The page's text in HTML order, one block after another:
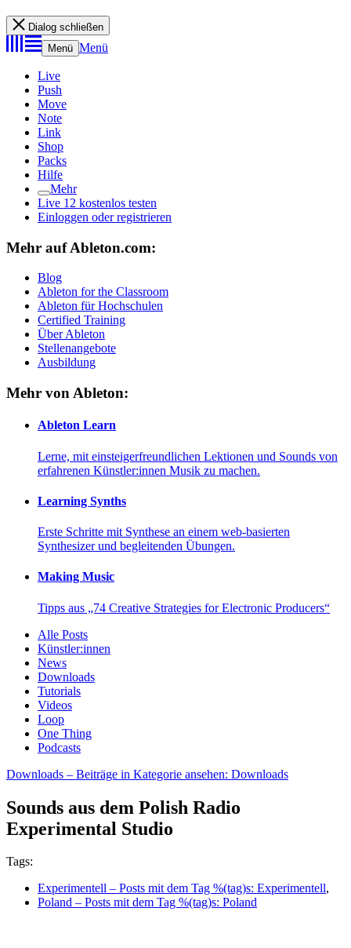
Dialog schließen
Menü Menü
Live
Push
Move
Note
Link
Shop
Packs
Hilfe
Mehr
Live 12 kostenlos testen
Einloggen oder registrieren
Mehr auf Ableton.com:
Blog
Ableton for the Classroom
Ableton für Hochschulen
Certified Training
Über Ableton
Stellenangebote
Ausbildung
Mehr von Ableton:
Ableton Learn
Lerne, mit einsteigerfreundlichen Lektionen und Sounds von
erfahrenen Künstler:innen Musik zu machen.
Learning Synths
Erste Schritte mit Synthese an einem web-basierten
Synthesizer und begleitenden Übungen.
Making Music
Tipps aus „74 Creative Strategies for Electronic Producers“
Alle Posts
Künstler:innen
News
Downloads
Tutorials
Videos
Loop
One Thing
Podcasts
Downloads – Beiträge in Kategorie ansehen: Downloads
Sounds aus dem Polish Radio
Experimental Studio
Tags:
Experimentell – Posts mit dem Tag %(tag)s: Experimentell,
Poland – Posts mit dem Tag %(tag)s: Poland